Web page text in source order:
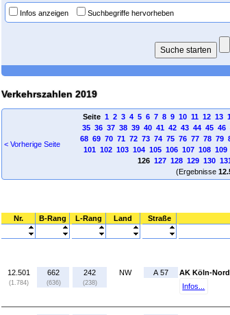
Infos anzeigen Suchbegriffe hervorheben
Verkehrszahlen 2019
< Vorherige Seite
Seite 1 2 3 4 5 6 7 8 9 10 11 12 13
35 36 37 38 39 40 41 42 43 44 45 46
68 69 70 71 72 73 74 75 76 77 78 79
101 102 103 104 105 106 107 108 109
126 127 128 129 130
(Ergebnisse
Nr. B-Rang L-Rang Land Straße
12.501
(1.784)
662
(636)
242
(238)
NW A 57
AK Köln-
Infos...